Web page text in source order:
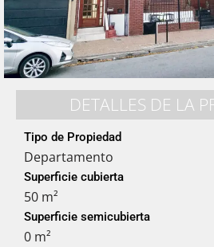
DETALLES DE LA
Tipo de Propiedad
Departamento
Superficie cubierta
50 m²
Superficie semicubierta
0 m²